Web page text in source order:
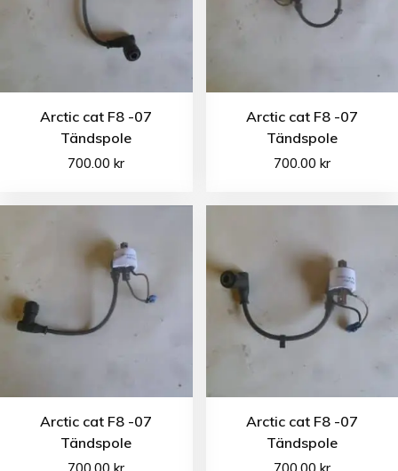
Arctic cat F8 -07
Tändspole
700.00kr
Arctic cat F8 -07
Tändspole
700.00 kr
Arctic cat F8 -07
Tändspole
Arctic cat F8 -07
Tändspole